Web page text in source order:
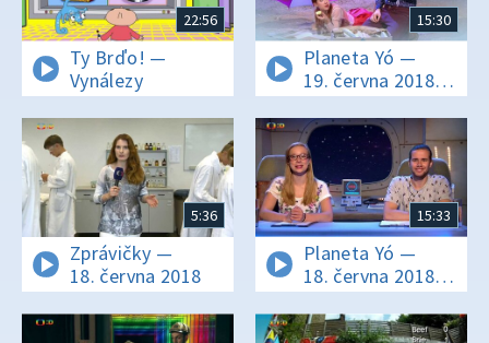
22:56
Ty Brďo! —
Vynálezy
15:30
Planeta Yó —
19. června 2018
16:25
5:36
Zprávičky —
18. června 2018
15:33
Planeta Yó —
18. června 2018
16:25